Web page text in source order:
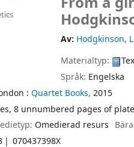
Av: Hodgkinson,
Materialtyp:
Språk: Engelska
: Quartet Books, 2015
8 unnumbered pages of
Omedierad resurs
070437398X